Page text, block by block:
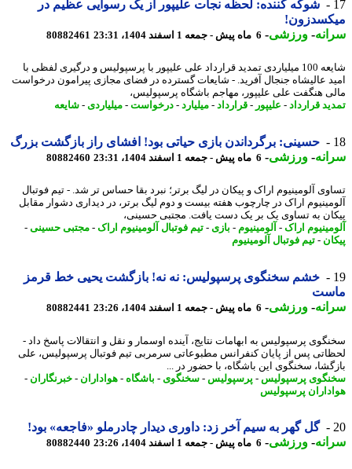
شوکه کننده: لحظه نجات علیپور از یک رسوایی عظیم در
- ورزشی-6 ماه پیش - جمعه 1 اسفند 1404، 23:31 80882461
شایعه 100 میلیاردی تمدید قرارداد علی علیپور با پرسپولیس و درگیری لفظی با
عالیشاه جنجال آفرید. - شایعات گسترده در فضای مجازی پیرامون درخواست
هنگفت علی علیپور، مهاجم باشگاه پرسپولیس،
قرارداد -علیپور-قرارداد -میلیارد-درخواست -میلیاردی-شایعه
حسینی: برگرداندن بازی حیاتی بود! افشای راز بازگشت بزرگ
- ورزشی-6 ماه پیش - جمعه 1 اسفند 1404، 23:31 80882460
آلومینیوم اراک و پیکان در لیگ برتر؛ نبرد بقا حساس تر شد. - تیم فوتبال
اراک در چارچوب هفته بیست و دوم لیگ برتر، در دیداری دشوار مقابل
به تساوی یک بر یک دست یافت. مجتبی حسینی،
اراک - آلومینیوم-بازی - تیم فوتبال آلومینیوم اراک - مجتبی حسینی-
-تیم فوتبال آلومینیوم
خشم سخنگوی پرسپولیس: نه نه! بازگشت یحیی خط قرمز
- ورزشی-6 ماه پیش - جمعه 1 اسفند 1404، 23:26 80882441
پرسپولیس به ابهامات نتایج، آینده اوسمار و نقل و انتقالات پاسخ داد -
پس از پایان کنفرانس مطبوعاتی سرمربی تیم فوتبال پرسپولیس، علی
سخنگوی این باشگاه، با حضور در ...
پرسپولیس-پرسپولیس-سخنگوی-باشگاه-هواداران - خبرنگاران-
پرسپولیس
گل گهر به سیم آخر زد: داوری دیدار چادرملو «فاجعه» بود!
- ورزشی-6 ماه پیش - جمعه 1 اسفند 1404، 23:26 80882440